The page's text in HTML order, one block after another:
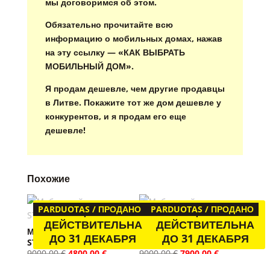
Обязательно прочитайте всю
информацию о мобильных домах, нажав
на эту ссылку — «КАК ВЫБРАТЬ
МОБИЛЬНЫЙ ДОМ».
Я продам дешевле, чем другие продавцы
в Литве. Покажите тот же дом дешевле у
конкурентов, и я продам его еще
дешевле!
Похожие
ЦЕНА
ДЕЙСТВИТЕЛЬНА
ДО 31 ДЕКАБРЯ
PARDUOTAS / ПРОДАНО
Мобильный домик
STELLA
ЦЕНА
ДЕЙСТВИТЕЛЬНА
ДО 31 ДЕКАБРЯ
PARDUOTAS / ПРОДАНО
Мобильный домик
TE1813